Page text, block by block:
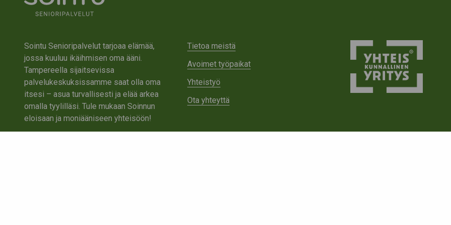
Sointu Senioripalvelut tarjoaa elämää,
jossa kuuluu ikäihmisen oma ääni.
Tampereella sijaitsevissa
palvelukeskuksissamme saat olla oma
itsesi – asua turvallisesti ja elää arkea
omalla tyylilläsi. Tule mukaan Soinnun
eloisaan ja moniääniseen yhteisöön!
Tietoa meistä
Avoimet työpaikat
Yhteistyö
Ota yhteyttä